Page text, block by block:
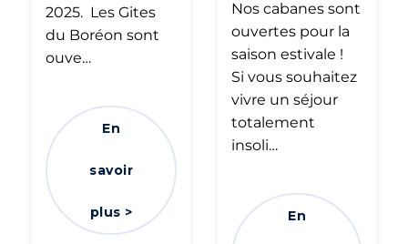
2025. Les Gites
du Boréon sont
ouve…
En
savoir
plus >
Nos cabanes sont
ouvertes pour la
saison estivale !
Si vous souhaitez
vivre un séjour
totalement
insoli…
En